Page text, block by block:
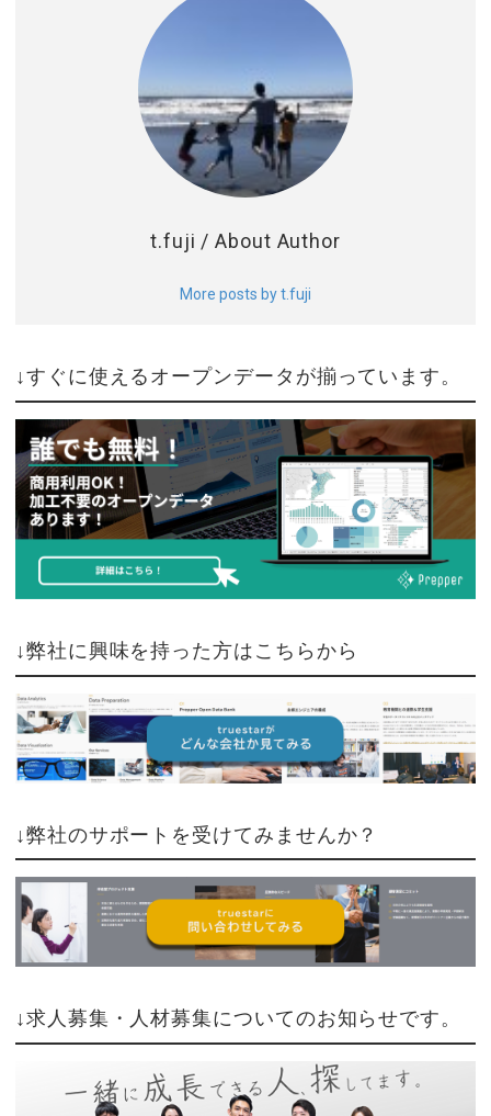
t.fuji / About Author
More posts by t.fuji
↓すぐに使えるオープンデータが揃っています。
↓弊社に興味を持った方はこちらから
↓弊社のサポートを受けてみませんか？
↓求人募集・人材募集についてのお知らせです。